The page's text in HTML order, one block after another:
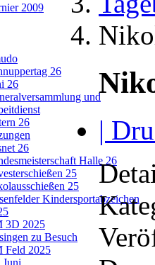
2009
26
26
und
26
26
Halle 26
25
25
Kindersportabzeichen
3D 2025
zu Besuch
Feld 2025
Juni
|